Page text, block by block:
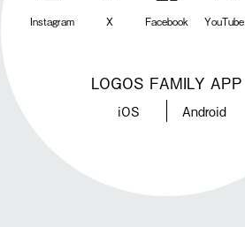
Instagram X Facebook YouTube
LOGOS FAMILY APP
iOS Android